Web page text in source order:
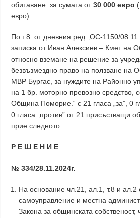
обитаване за сумата от30 000 евро
евро).
По т.8. от дневния ред:„ОС-1150/
записка от Иван Алексиев – Кмет на
относно вземане на решение за
безвъзмездно право на ползване на
МВР Бургас, за нуждите на Районно
на 1 бр. моторно превозно средство,
Община Поморие.“ с 21 гласа „за”, 0
0 гласа „против” от 21 присъстващи
прие следното
Р Е Ш Е Н И Е
№ 334/28.11.2024г.
На основание чл.21, ал.1, т.8 и ал.2
самоуправление и местна
Закона за общинската собственост,